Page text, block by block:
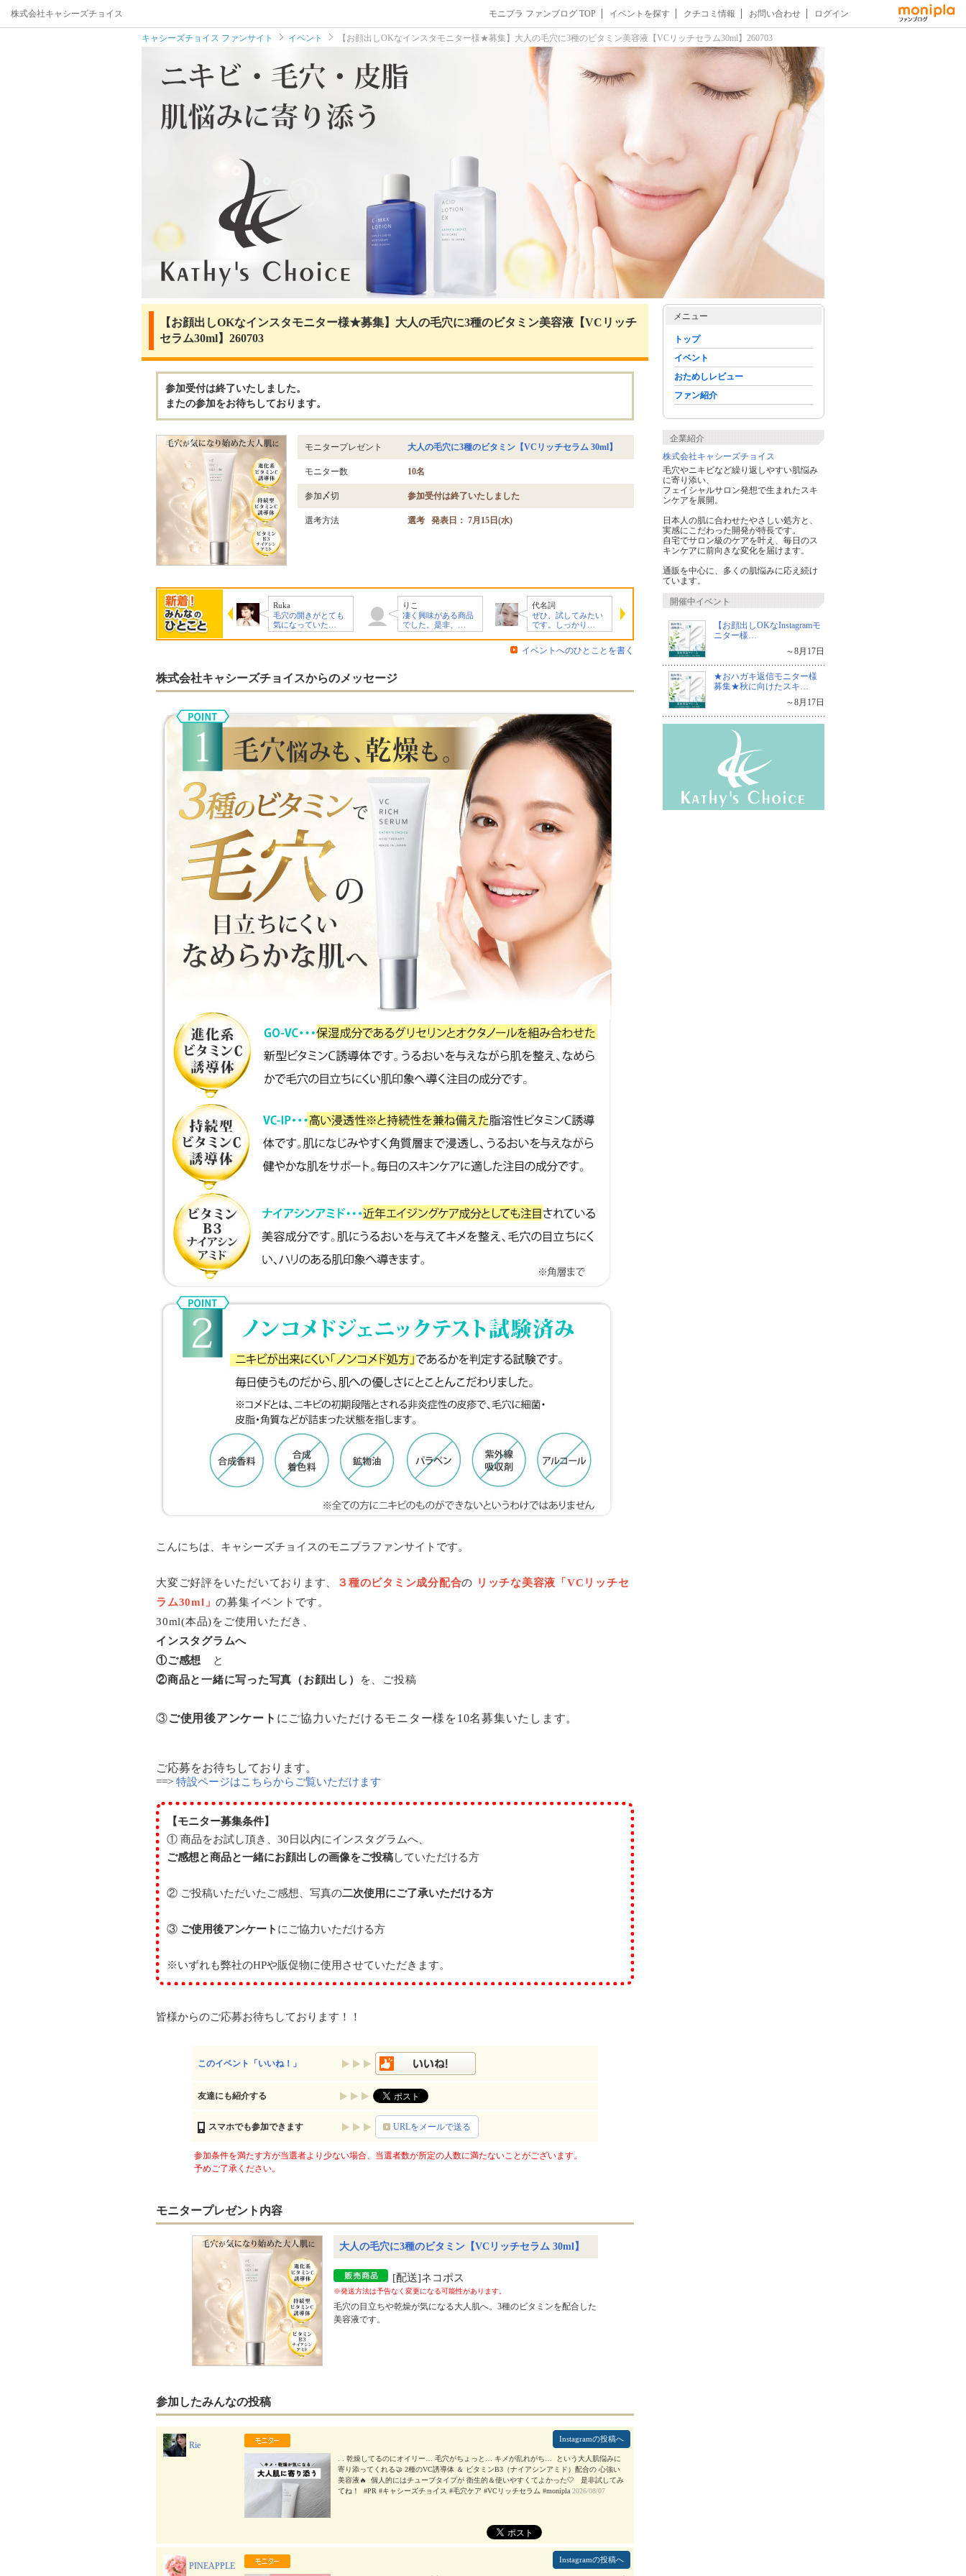
株式会社キャシーズチョイス モニプラ ファンブログ TOP イベントを探す クチコミ情報 お問い合わせ ログイン
キャシーズチョイス ファンサイト イベント 【お顔出しOKなインスタモニター様★募集】大人の毛穴に3種のビタミン美容液【VCリッチセラム30ml】260703
【お顔出しOKなインスタモニター様★募集】大人の毛穴に3種のビタミン美容液【VCリッチ
セラム30ml】260703
参加受付は終了いたしました。
またの参加をお待ちしております。
モニタープレゼント 大人の毛穴に3種のビタミン【VCリッチセラム 30ml】
モニター数 10名
参加〆切 参加受付は終了いたしました
選考方法 選考 発表日： 7月15日(水)
毛穴の開きがとても
気になっていた…
りこ
凄く興味がある商品
でした。是非、…
代名詞
ぜひ、試してみたい
です。しっかり…
kyonp
とっても興味深く、
魅力的なアイテ…
cosmekko
えを感じて肌…
が気になるお年…
イベントへのひとことを書く
株式会社キャシーズチョイスからのメッセージ
こんにちは、キャシーズチョイスのモニプラファンサイトです。
大変ご好評をいただいております、 ３種のビタミン成分配合の リッチな美容液「VCリッチセ
ラム30ml」の募集イベントです。
30ml(本品)をご使用いただき、
インスタグラムへ
①ご感想
と
②商品と一緒に写った写真（お顔出し）
を、ご投稿
③ご使用後アンケート にご協力いただけるモニター様を10名募集いたします。
ご応募をお待ちしております。
==> 特設ページはこちらからご覧いただけます
【モニター募集条件】
① 商品をお試し頂き、30日以内にインスタグラムへ、
ご感想と商品と一緒にお顔出しの画像をご投稿していただける方
② ご投稿いただいたご感想、写真の二次使用にご了承いただける方
③ ご使用後アンケート にご協力いただける方
※いずれも弊社のHPや販促物に使用させていただきます。
皆様からのご応募お待ちしております！！
このイベント「いいね！」
友達にも紹介する
スマホでも参加できます URLをメールで送る
参加条件を満たす方が当選者より少ない場合、当選者数が所定の人数に満たないことがございます。
予めご了承ください。
モニタープレゼント内容
大人の毛穴に3種のビタミン【VCリッチセラム 30ml】
[配送]ネコポス
※発送方法は予告なく変更になる可能性があります。
毛穴の目立ちや乾燥が気になる大人肌へ。3種のビタミンを配合した
美容液です。
参加したみんなの投稿
Rie
. . 乾燥してるのにオイリー… 毛穴がちょっと… キメが乱れがち… ⁡ という大人肌悩みに
寄り添ってくれる🤝 2種のVC誘導体 ＆ ビタミンB3（ナイアシンアミド）配合の 心強い
美容液🔥 ⁡ 個人的にはチューブタイプが 衛生的＆使いやすくてよかった‎🤍 ⁡ ⁡ 是非試してみ
てね！ ⁡ #PR #キャシーズチョイス #毛穴ケア #VCリッチセラム #monipla 2026/08/07
Instagramの投稿へ
PINEAPPLE
Instagramの投稿へ
メニュー
トップ
イベント
おためしレビュー
ファン紹介
企業紹介
株式会社キャシーズチョイス
毛穴やニキビなど繰り返しやすい肌悩み
に寄り添い、
フェイシャルサロン発想で生まれたスキ
ンケアを展開。
日本人の肌に合わせたやさしい処方と、
実感にこだわった開発が特長です。
自宅でサロン級のケアを叶え、毎日のス
キンケアに前向きな変化を届けます。
通販を中心に、多くの肌悩みに応え続け
ています。
開催中イベント
【お顔出しOKなInstagramモ
ニター様…
～8月17日
★おハガキ返信モニター様
募集★秋に向けたスキ…
～8月17日